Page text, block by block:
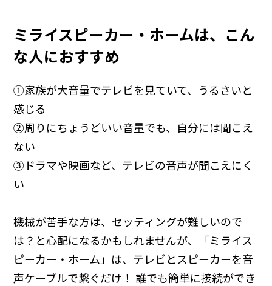
ミライスピーカー・ホームは、こん
な人におすすめ
①家族が大音量でテレビを見ていて、うるさいと
感じる
②周りにちょうどいい音量でも、自分には聞こえ
ない
③ドラマや映画など、テレビの音声が聞こえにく
い
機械が苦手な方は、セッティングが難しいので
は？と心配になるかもしれませんが、「ミライス
ピーカー・ホーム」は、テレビとスピーカーを音
声ケーブルで繋ぐだけ！ 誰でも簡単に接続ができ